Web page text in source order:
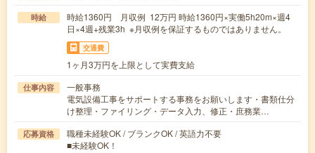
時給
時給1360円 月収例 12万円 時給1360円×実働5h20m×週4
日×4週+残業3h ※月収例を保証するものではありません。
交通費
1ヶ月3万円を上限として実費支給
仕事内容
一般事務
電気設備工事をサポートする事務をお願いします・書類仕分
け整理・ファイリング・データ入力、修正・庶務業…
応募資格
職種未経験OK / ブランクOK / 英語力不要
■未経験OK！